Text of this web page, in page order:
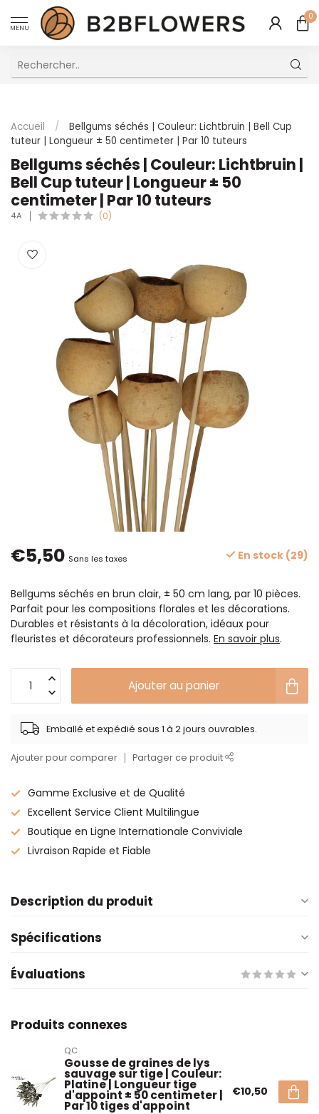
MENU
0
Accueil /
Bellgums séchés | Couleur: Lichtbruin | Bell Cup
tuteur | Longueur ± 50 centimeter | Par 10 tuteurs
Bellgums séchés | Couleur: Lichtbruin |
Bell Cup tuteur | Longueur ± 50
centimeter | Par 10 tuteurs
4A (0)
€5,50 Sans les taxes En stock (29)
Bellgums séchés en brun clair, ± 50 cm lang, par 10 pièces.
Parfait pour les compositions florales et les décorations.
Durables et résistants à la décoloration, idéaux pour
fleuristes et décorateurs professionnels. En savoir plus.
Ajouter au panier
Emballé et expédié sous 1 à 2 jours ouvrables.
Ajouter pour comparer Partager ce produit
Gamme Exclusive et de Qualité
Excellent Service Client Multilingue
Boutique en Ligne Internationale Conviviale
Livraison Rapide et Fiable
Description du produit
Spécifications
Évaluations
Produits connexes
QC
Gousse de graines de lys
sauvage sur tige | Couleur:
Platine | Longueur tige
d'appoint ± 50 centimeter |
Par 10 tiges d'appoint
€10,50